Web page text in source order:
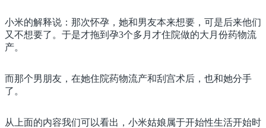
小米的解释说：那次怀孕，她和男友本来想要，可是后来他们
又不想要了。于是才拖到孕3个多月才住院做的大月份药物流
产。
而那个男朋友，在她住院药物流产和刮宫术后，也和她分手
了。
从上面的内容我们可以看出，小米姑娘属于开始性生活开始时